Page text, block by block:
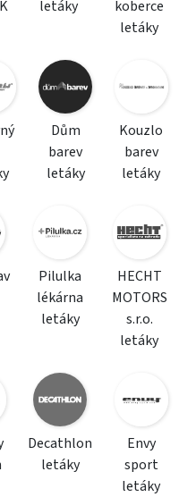
letáky
koberce
letáky
Dům
barev
letáky
Kouzlo
barev
letáky
Pilulka
lékárna
letáky
HECHT
MOTORS
s.r.o.
letáky
Decathlon
letáky
Envy
sport
letáky